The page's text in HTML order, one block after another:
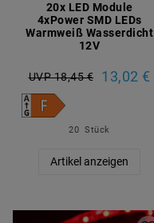
20x LED Module
4xPower SMD LEDs
Warmweiß Wasserdicht
12V
UVP 18,45 € 13,02 €
20 Stück
Artikel anzeigen